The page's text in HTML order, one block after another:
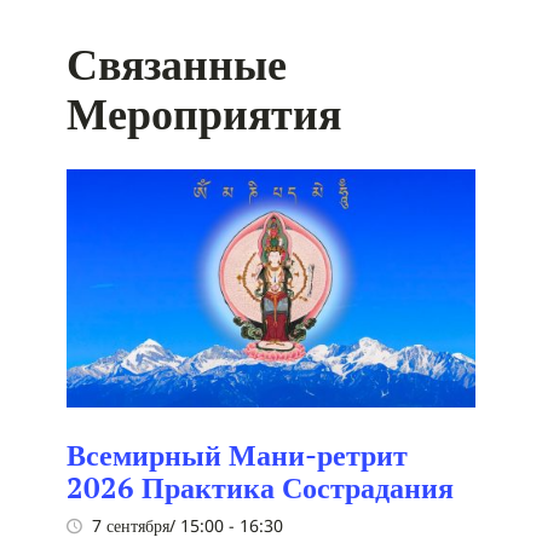
Связанные
Мероприятия
Всемирный Мани-ретрит
2026 Практика Сострадания
7 сентября/ 15:00 - 16:30